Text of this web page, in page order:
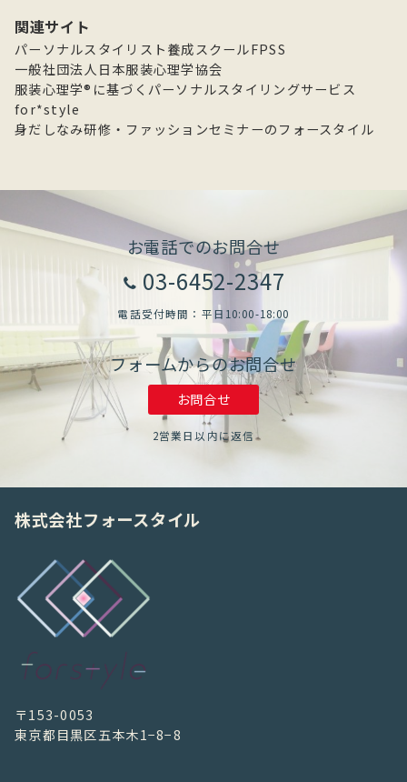
イ
ブ
関連サイト
パーソナルスタイリスト養成スクールFPSS
一般社団法人日本服装心理学協会
服装心理学®に基づくパーソナルスタイリングサービス
for*style
身だしなみ研修・ファッションセミナーのフォースタイル
お電話でのお問合せ
03-6452-2347
電話受付時間：平日10:00-18:00
フォームからのお問合せ
お問合せ
2営業日以内に返信
株式会社フォースタイル
〒153-0053
東京都目黒区五本木1−8−8